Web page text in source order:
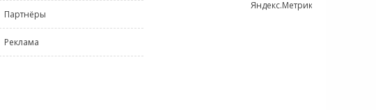
Партнёры
Реклама